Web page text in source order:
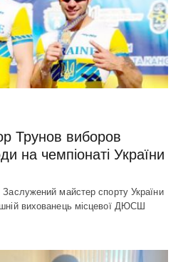
Трунов виборов
на чемпіонаті України
майстер спорту України
вихованець місцевої ДЮСШ